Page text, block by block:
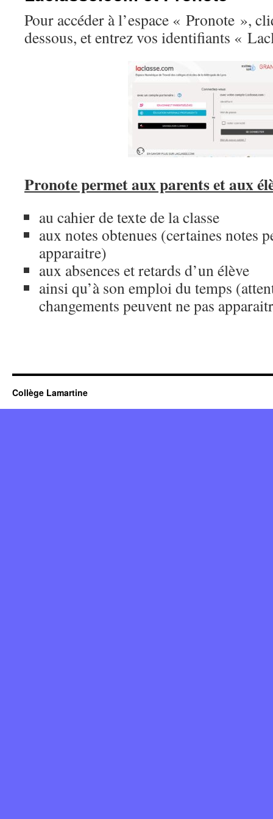
Pour accéder à l’espace « Pronote »,
dessous, et entrez vos identifiants «
Pronote permet aux parents et aux
au cahier de texte de la classe
aux notes obtenues (certaines notes
apparaitre)
aux absences et retards d’un élève
ainsi qu’à son emploi du temps
changements peuvent ne pas
Collège Lamartine